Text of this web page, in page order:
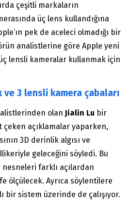
çeşitli markaların
üç lens kullandığına
pek de aceleci olmadığı bir
analistlerine göre Apple yeni
lensli kameralar kullanmak için
ve 3 lensli kamera çabaları
olan Jialin Lu bir
açıklamalar yaparken,
3D derinlik algısı ve
geleceğini söyledi. Bu
farklı açılardan
ölçülecek. Ayrıca söylentilere
bir sistem üzerinde de çalışıyor.